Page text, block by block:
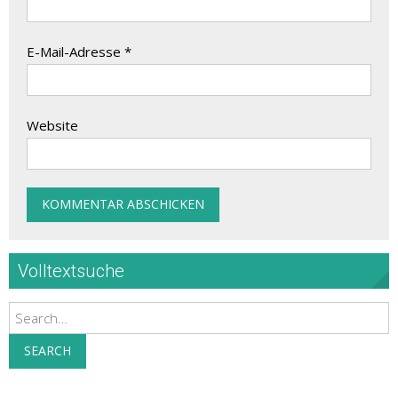
E-Mail-Adresse *
Website
Volltextsuche
Search
SEARCH